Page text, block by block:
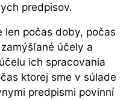
predpisov.
len počas doby, počas
účely a
ich spracovania
ktorej sme v súlade
predpismi povinní